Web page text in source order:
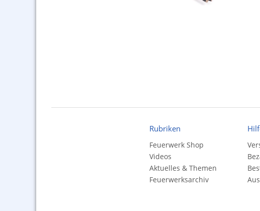
Rubriken
Feuerwerk Shop
Videos
Aktuelles & Themen
Feuerwerksarchiv